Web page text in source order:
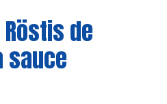
de
sauce